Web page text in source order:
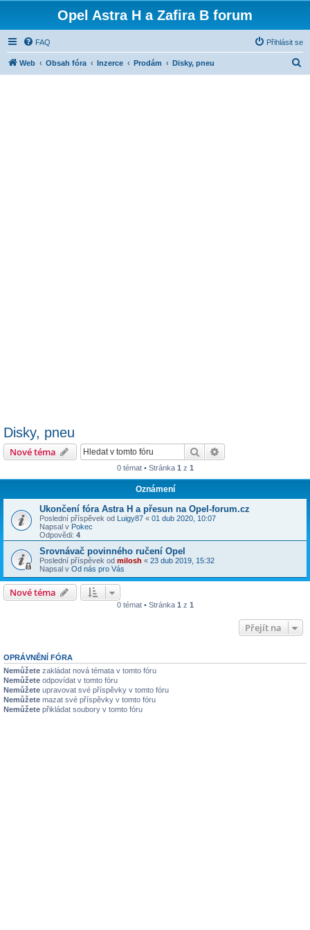
Opel Astra H a Zafira B forum
FAQ Přihlásit se
Web Obsah fóra Inzerce Prodám Disky, pneu
Disky, pneu
Nové téma Hledat
0 témat • Stránka 1 z 1
Oznámení
Ukončení fóra Astra H a přesun na Opel-forum.cz
Poslední příspěvek od Luigy87 « 01 dub 2020, 10:07
Napsal v Pokec
Odpovědi: 4
Srovnávač povinného ručení Opel
Poslední příspěvek od milosh « 23 dub 2019, 15:32
Napsal v Od nás pro Vás
Nové téma
0 témat • Stránka 1 z 1
Přejít na
OPRÁVNĚNÍ FÓRA
Nemůžete zakládat nová témata v tomto fóru
Nemůžete odpovídat v tomto fóru
Nemůžete upravovat své příspěvky v tomto fóru
Nemůžete mazat své příspěvky v tomto fóru
Nemůžete přikládat soubory v tomto fóru